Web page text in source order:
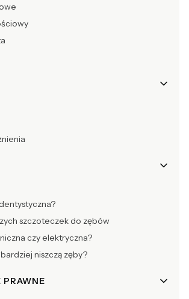
szczoteczek do zębów
czy elektryczna?
niszczą zęby?
PRAWNE